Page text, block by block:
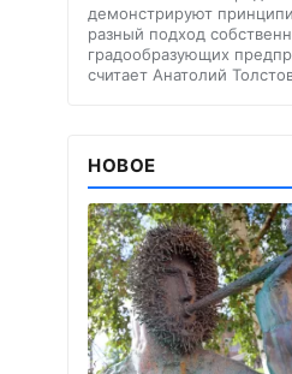
демонстрируют
разный подход
градообразующих
считает Анатолий
НОВОЕ